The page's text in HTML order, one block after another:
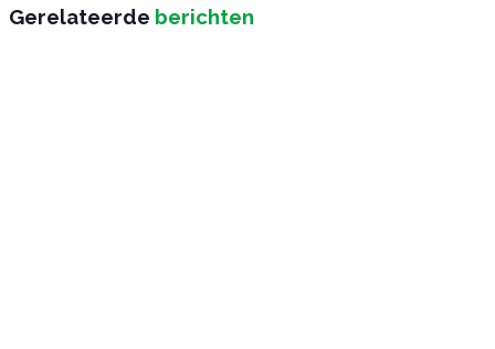
Gerelateerde berichten